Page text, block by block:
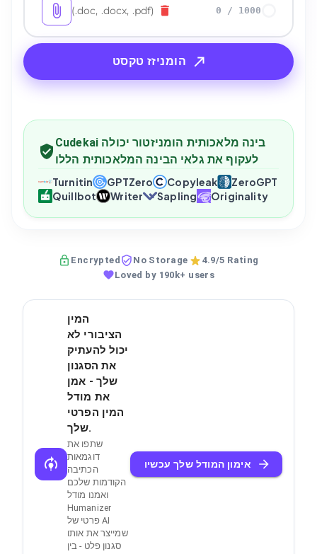
(.doc, .docx, .pdf) 0 / 1000
הומניזז טקסט
Cudekai בינה מלאכותית הומניזטור יכולה
לעקוף את גלאי הבינה המלאכותית הללו
Turnitin GPTZero Copyleak
ZeroGPT
Quillbot
Writer Sapling Originality
Encrypted No Storage
4.9/5 Rating
Loved by 190k+ users
המין
הציבורי לא
יכול להעתיק
את הסגנון
שלך - אמן
את מודל
המין הפרטי
שלך.
שתפו את
דוגמאות
הכתיבה
הקודמות שלכם
ואמנו מודל
Humanizer
פרטי של AI
שמייצר את אותו
סגנון פלט - בין
אימון המודל שלך עכשיו